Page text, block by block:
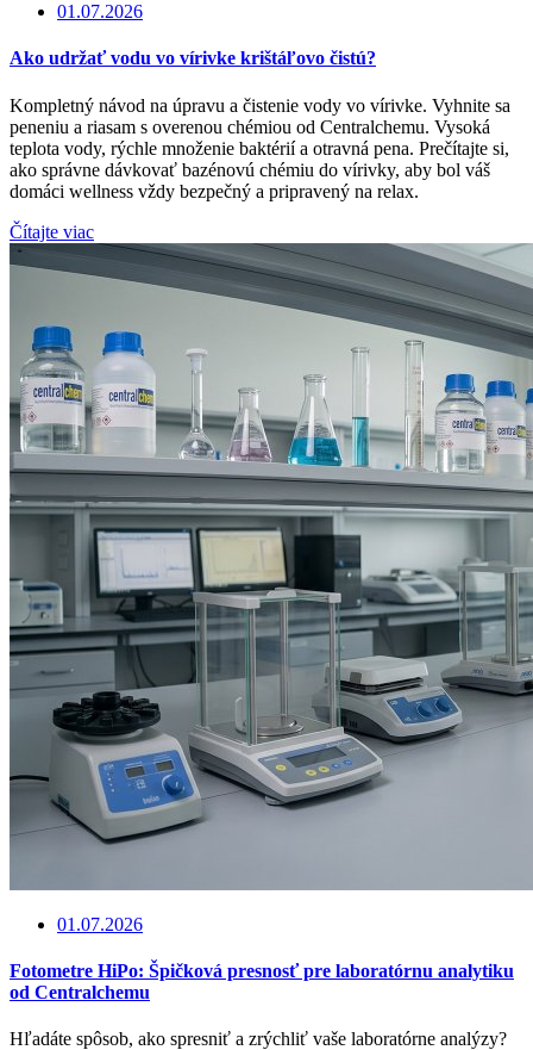
01.07.2026
Ako udržať vodu vo vírivke krištáľovo čistú?
Kompletný návod na úpravu a čistenie vody vo vírivke. Vyhnite sa
peneniu a riasam s overenou chémiou od Centralchemu. Vysoká
teplota vody, rýchle množenie baktérií a otravná pena. Prečítajte si,
ako správne dávkovať bazénovú chémiu do vírivky, aby bol váš
domáci wellness vždy bezpečný a pripravený na relax.
Čítajte viac
01.07.2026
Fotometre HiPo: Špičková presnosť pre laboratórnu analytiku
od Centralchemu
Hľadáte spôsob, ako spresniť a zrýchliť vaše laboratórne analýzy?